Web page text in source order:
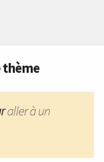
thème
aller à un